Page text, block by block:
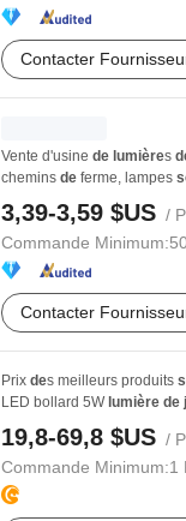
Contacter
Vente d'usine de lumières
chemins de ferme, lampes
3,39-3,59 $US /
Commande Minimum:
Contacter
Prix des meilleurs produits
LED bollard 5W lumière de
19,8-69,8 $US /
Commande Minimum:1